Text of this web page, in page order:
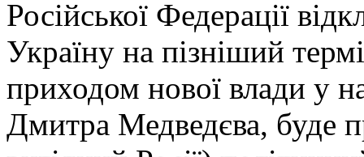
Російської Федерації
Україну на пізніший
приходом нової влади у
Дмитра Медведєва, буде